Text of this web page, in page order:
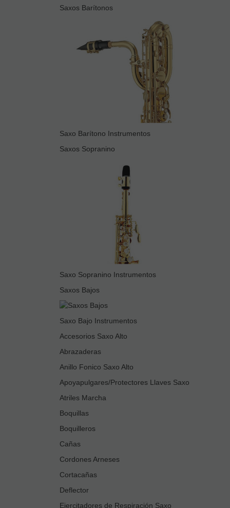
Saxos Barítonos
Saxo Barítono Instrumentos
Saxos Sopranino
Saxo Sopranino Instrumentos
Saxos Bajos
Saxo Bajo Instrumentos
Accesorios Saxo Alto
Abrazaderas
Anillo Fonico Saxo Alto
Apoyapulgares/Protectores Llaves Saxo
Atriles Marcha
Boquillas
Boquilleros
Cañas
Cordones Arneses
Cortacañas
Deflector
Ejercitadores de Respiración Saxo